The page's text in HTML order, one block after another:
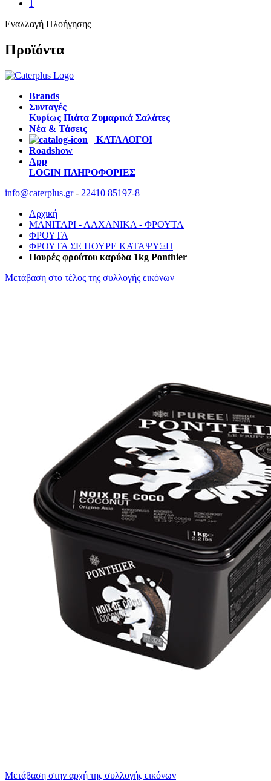
1
Εναλλαγή Πλοήγησης
Προϊόντα
Brands
Συνταγές
Κυρίως Πιάτα Ζυμαρικά Σαλάτες
Νέα & Τάσεις
ΚΑΤΑΛΟΓΟΙ
Roadshow
App
LOGIN ΠΛΗΡΟΦΟΡΙΕΣ
info@caterplus.gr- 22410 85197-8
Αρχική
ΜΑΝΙΤΑΡΙ - ΛΑΧΑΝΙΚΑ - ΦΡΟΥΤΑ
ΦΡΟΥΤΑ
ΦΡΟΥΤΑ ΣΕ ΠΟΥΡΕ ΚΑΤΑΨΥΞΗ
Πουρές φρούτου καρύδα 1kg Ponthier
Μετάβαση στο τέλος της συλλογής εικόνων
Μετάβαση στην αρχή της συλλογής εικόνων